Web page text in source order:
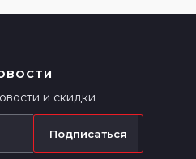
и скидки
Подписаться